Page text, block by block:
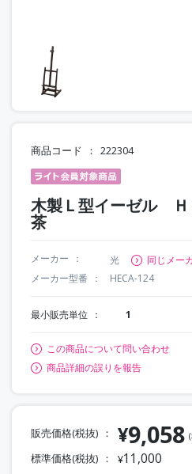
商品コード 222304
木製Ｌ型イーゼル
茶
メーカー 光
同じメー
メーカー型番
HECA-124
最小販売単位 1
この商品について問い合わせ
商品詳細の誤りを報告
販売価格(税抜) ¥9,058
標準価格(税抜) ¥11,000